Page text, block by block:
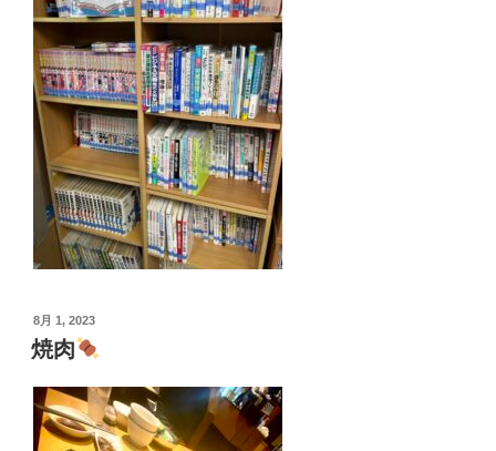
投
稿
日:
8月 1, 2023
焼肉